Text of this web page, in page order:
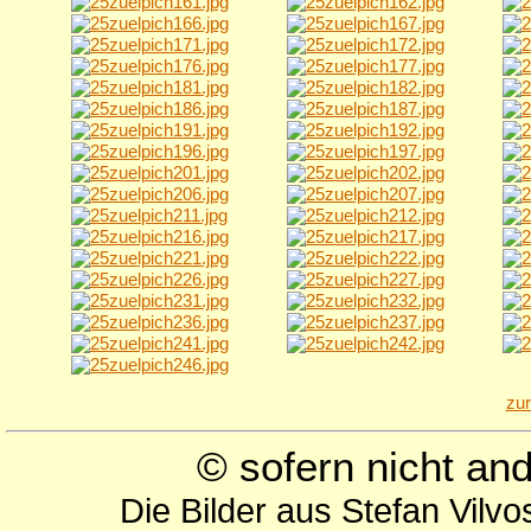
© sofern nicht
Die Bilder aus Stefan